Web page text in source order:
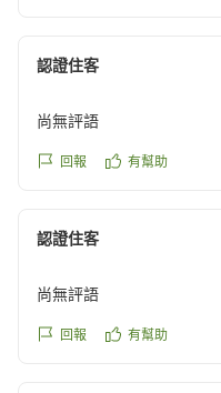
認證住客
尚無評語
回報 有幫助
認證住客
尚無評語
回報 有幫助